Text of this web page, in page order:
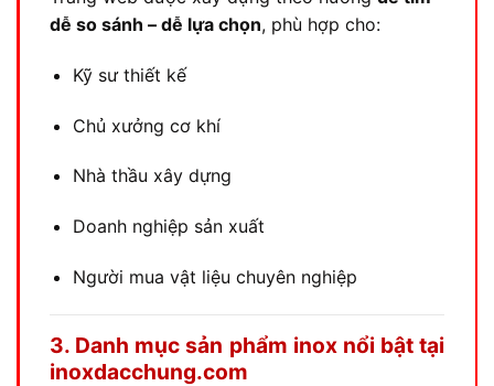
dễ so sánh – dễ lựa chọn, phù hợp cho:
Kỹ sư thiết kế
Chủ xưởng cơ khí
Nhà thầu xây dựng
Doanh nghiệp sản xuất
Người mua vật liệu chuyên nghiệp
3. Danh mục sản phẩm inox nổi bật tại
inoxdacchung.com